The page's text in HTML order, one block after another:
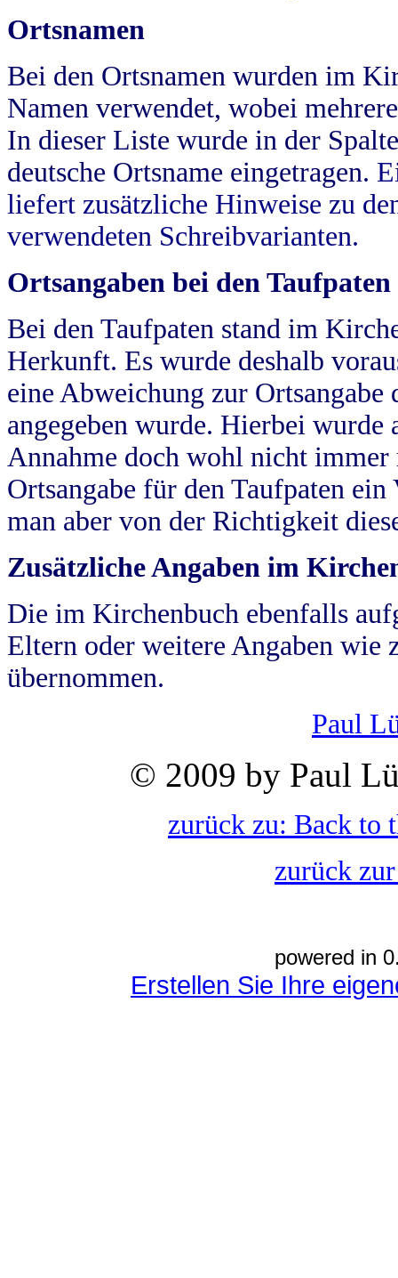
Ortsnamen
Bei den Ortsnamen wurden im
Namen verwendet, wobei
In dieser Liste wurde in der
deutsche Ortsname eingetragen.
liefert zusätzliche Hinweise zu
verwendeten Schreibvarianten.
Ortsangaben bei den Taufpaten
Bei den Taufpaten stand im
Herkunft. Es wurde deshalb
eine Abweichung zur
angegeben wurde. Hierbei wurde
Annahme doch wohl nicht
Ortsangabe für den Taufpaten
man aber von der Richtigkeit
Zusätzliche Angaben im
Die im Kirchenbuch ebenfalls
Eltern oder weitere Angaben wie
übernommen.
Paul
© 2009 by Paul
zurück zu: Back to
zurück
powered in
Erstellen Sie Ihre